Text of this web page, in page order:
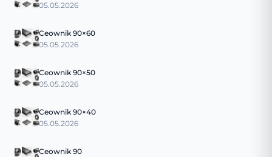
05.05.2026
Ceownik 90×60
05.05.2026
Ceownik 90×50
05.05.2026
Ceownik 90×40
05.05.2026
Ceownik 90